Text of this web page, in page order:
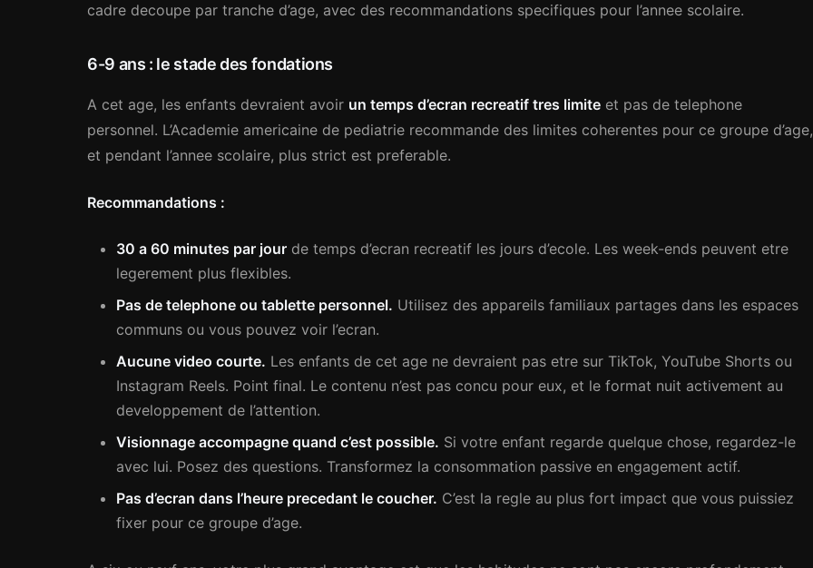
cadre decoupe par tranche d’age, avec des recommandations specifiques pour l’annee scolaire.
6-9 ans : le stade des fondations
A cet age, les enfants devraient avoir un temps d’ecran recreatif tres limite et pas de telephone
personnel. L’Academie americaine de pediatrie recommande des limites coherentes pour ce groupe d’age,
et pendant l’annee scolaire, plus strict est preferable.
Recommandations :
30 a 60 minutes par jour de temps d’ecran recreatif les jours d’ecole. Les week-ends peuvent etre
legerement plus flexibles.
Pas de telephone ou tablette personnel. Utilisez des appareils familiaux partages dans les espaces
communs ou vous pouvez voir l’ecran.
Aucune video courte. Les enfants de cet age ne devraient pas etre sur TikTok, YouTube Shorts ou
Instagram Reels. Point final. Le contenu n’est pas concu pour eux, et le format nuit activement au
developpement de l’attention.
Visionnage accompagne quand c’est possible. Si votre enfant regarde quelque chose, regardez-le
avec lui. Posez des questions. Transformez la consommation passive en engagement actif.
Pas d’ecran dans l’heure precedant le coucher. C’est la regle au plus fort impact que vous puissiez
fixer pour ce groupe d’age.